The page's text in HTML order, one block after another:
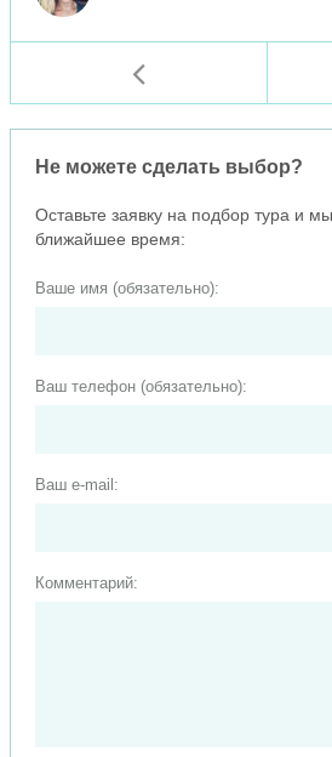
Не можете сделать выбор?
Оставьте заявку на подбор тура и
ближайшее время:
Ваше имя (обязательно):
Ваш телефон (обязательно):
Ваш e-mail:
Комментарий: